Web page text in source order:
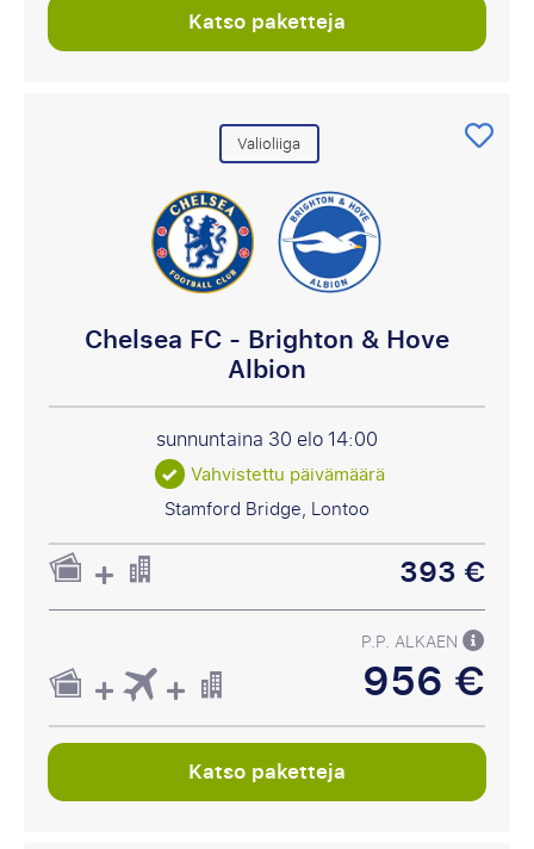
Katso paketteja
Valioliiga
Chelsea FC - Brighton & Hove
Albion
sunnuntaina 30 elo14:00
Vahvistettu päivämäärä
Stamford Bridge, Lontoo
393 €
P.P. ALKAEN
956 €
Katso paketteja